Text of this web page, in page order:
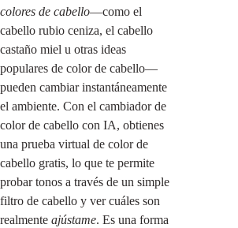
colores de cabello—como el
cabello rubio ceniza, el cabello
castaño miel u otras ideas
populares de color de cabello—
pueden cambiar instantáneamente
el ambiente. Con el cambiador de
color de cabello con IA, obtienes
una prueba virtual de color de
cabello gratis, lo que te permite
probar tonos a través de un simple
filtro de cabello y ver cuáles son
realmente ajústame. Es una forma